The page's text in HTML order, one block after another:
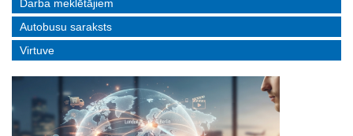
Darba meklētājiem
Autobusu saraksts
Virtuve